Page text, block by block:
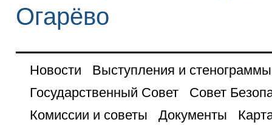
Огарёво
Новости
Выступления и стенограммы
Государственный Совет
Совет
Комиссии и советы
Документы